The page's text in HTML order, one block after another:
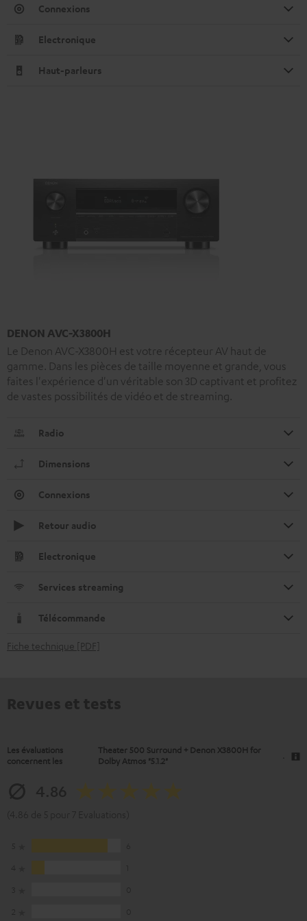
Connexions
Electronique
Haut-parleurs
DENON AVC-X3800H
Le Denon AVC-X3800H est votre récepteur AV haut de
gamme. Dans les pièces de taille moyenne et grande, vous
faites l'expérience d'un véritable son 3D captivant et profitez
de vastes possibilités de vidéo et de streaming.
Radio
Dimensions
Connexions
Retour audio
Electronique
Services streaming
Télécommande
Fiche technique [PDF]
Les évaluations
concernent les
Theater 500 Surround + Denon X3800H for
Dolby Atmos "5.1.2"